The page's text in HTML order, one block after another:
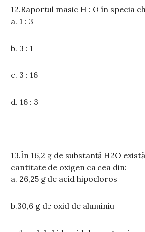
12.Raportul masic H : O în specia
a. 1 : 3
b. 3 : 1
c. 3 : 16
d. 16 : 3
13.În 16,2 g de substanță H2O
cantitate de oxigen ca cea din:
a. 26,25 g de acid hipocloros
b.30,6 g de oxid de aluminiu